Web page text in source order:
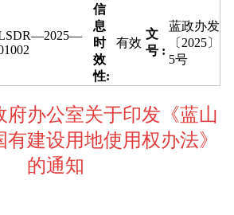
信
息
时
效
性:
有效
文
号 :
蓝政办发
〔2025〕
5号
府办公室关于印发《蓝山
建设用地使用权办法》
的通知